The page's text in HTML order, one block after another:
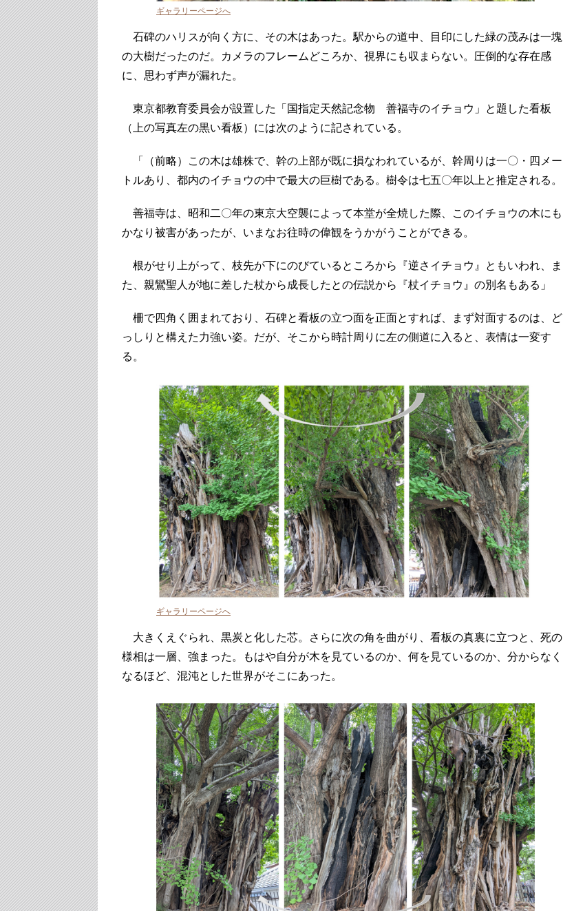
ギャラリーページへ
石碑のハリスが向く方に、その木はあった。駅からの道中、目印にした緑の茂みは一塊
の大樹だったのだ。カメラのフレームどころか、視界にも収まらない。圧倒的な存在感
に、思わず声が漏れた。
東京都教育委員会が設置した「国指定天然記念物 善福寺のイチョウ」と題した看板
（上の写真左の黒い看板）には次のように記されている。
「（前略）この木は雄株で、幹の上部が既に損なわれているが、幹周りは一〇・四メー
トルあり、都内のイチョウの中で最大の巨樹である。樹令は七五〇年以上と推定される。
善福寺は、昭和二〇年の東京大空襲によって本堂が全焼した際、このイチョウの木にも
かなり被害があったが、いまなお往時の偉観をうかがうことができる。
根がせり上がって、枝先が下にのびているところから『逆さイチョウ』ともいわれ、ま
た、親鸞聖人が地に差した杖から成長したとの伝説から『杖イチョウ』の別名もある」
柵で四角く囲まれており、石碑と看板の立つ面を正面とすれば、まず対面するのは、ど
っしりと構えた力強い姿。だが、そこから時計周りに左の側道に入ると、表情は一変す
る。
ギャラリーページへ
大きくえぐられ、黒炭と化した芯。さらに次の角を曲がり、看板の真裏に立つと、死の
様相は一層、強まった。もはや自分が木を見ているのか、何を見ているのか、分からなく
なるほど、混沌とした世界がそこにあった。